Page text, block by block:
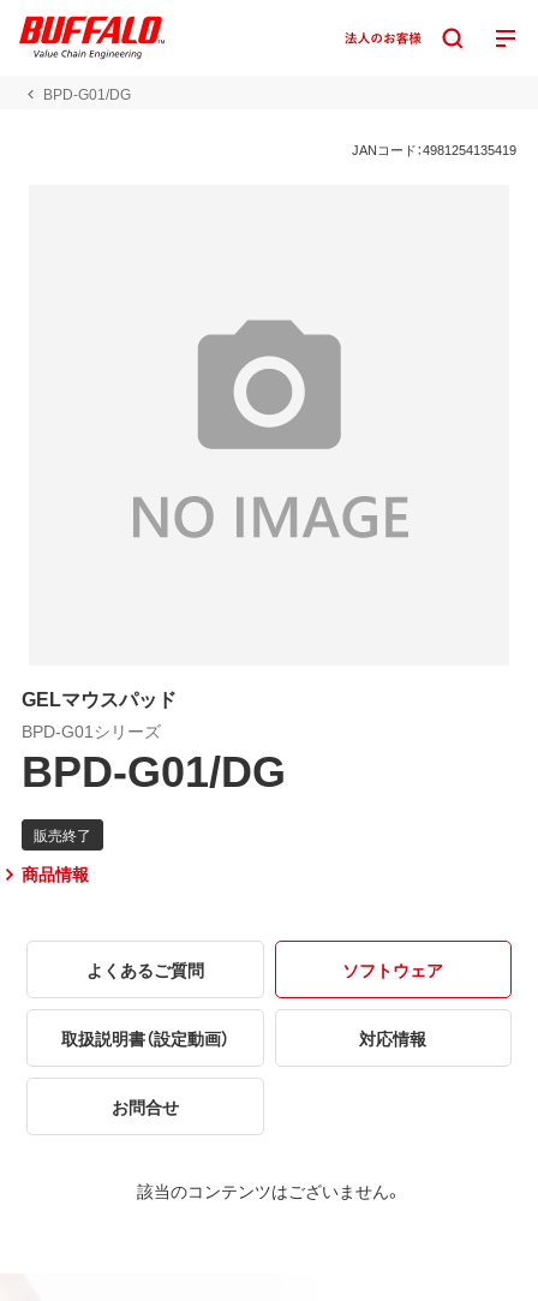
BPD-G01/DG
JANコード：4981254135419
GELマウスパッド
BPD-G01シリーズ
BPD-G01/DG
商品情報
よくあるご質問 ソフトウェア
取扱説明書（設定動画） 対応情報
お問合せ
該当のコンテンツはございません。